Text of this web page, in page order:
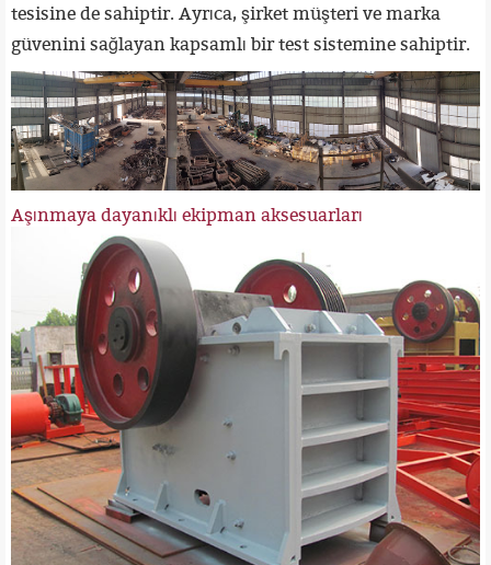
tesisine de sahiptir. Ayrıca, şirket müşteri ve marka
güvenini sağlayan kapsamlı bir test sistemine sahiptir.
Aşınmaya dayanıklı ekipman aksesuarları